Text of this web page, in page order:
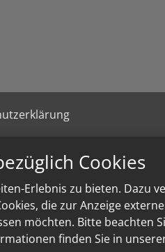
Cookies
Erlebnis zu bieten. Dazu
die zur Anzeige
möchten. Bitte
finden Sie in